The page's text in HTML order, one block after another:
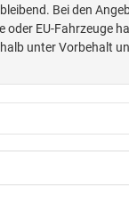
Bei den
oder EU-Fahrzeuge
unter Vorbehalt